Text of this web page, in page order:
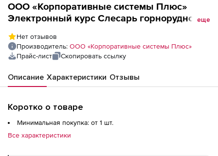
ООО «Корпоративные системы Плюс»
Электронный курс Слесарь горнорудного
стандарт
еще
Нет отзывов
Производитель: ООО «Корпоративные системы Плюс»
Прайс-лист
Скопировать ссылку
Описание Характеристики Отзывы
Коротко о товаре
Минимальная покупка: от 1 шт.
Все характеристики